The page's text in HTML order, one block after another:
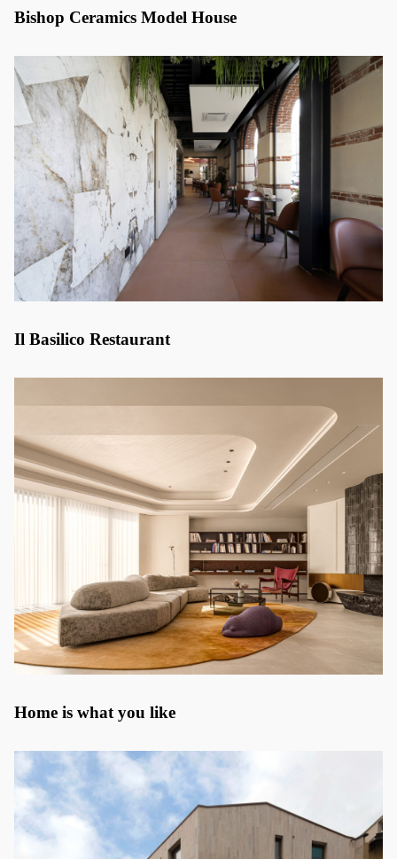
Bishop Ceramics Model House
Il Basilico Restaurant
Home is what you like